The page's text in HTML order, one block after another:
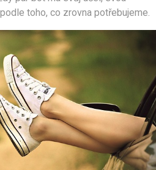
toho, co zrovna potřebujeme.